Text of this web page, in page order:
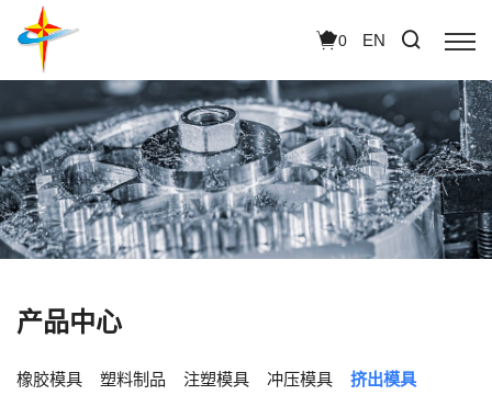
0 EN
产品中心
橡胶模具 塑料制品 注塑模具 冲压模具 挤出模具